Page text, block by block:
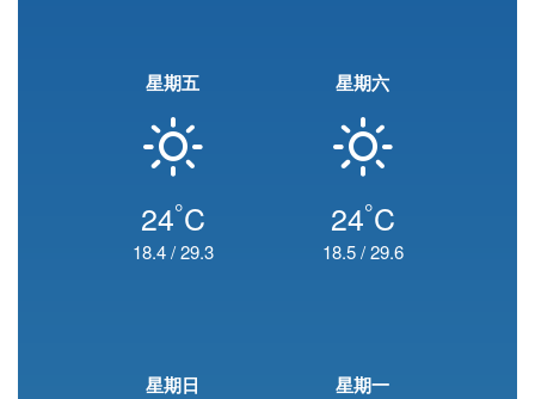
星期五
24°C
18.4/29.3
星期六
24°C
18.5/29.6
星期日 星期一